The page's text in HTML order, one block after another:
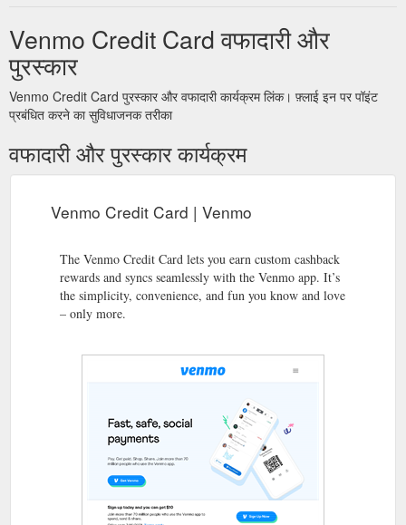
Venmo Credit Card वफादारी और
पुरस्कार
Venmo Credit Card पुरस्कार और वफादारी कार्यक्रम लिंक। फ़्लाई इन पर पॉइंट
प्रबंधित करने का सुविधाजनक तरीका
वफादारी और पुरस्कार कार्यक्रम
Venmo Credit Card | Venmo
The Venmo Credit Card lets you earn custom cashback
rewards and syncs seamlessly with the Venmo app. It’s
the simplicity, convenience, and fun you know and love
– only more.